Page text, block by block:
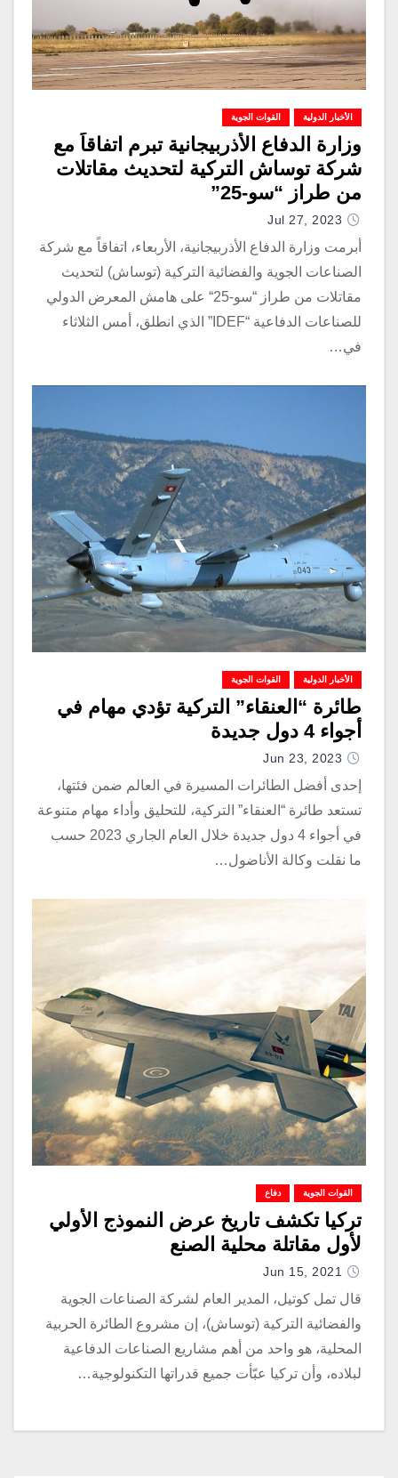
الأخبار الدولية القوات الجوية
وزارة الدفاع الأذربيجانية تبرم اتفاقاً مع
شركة توساش التركية لتحديث مقاتلات
من طراز “سو-25”
Jul 27, 2023
أبرمت وزارة الدفاع الأذربيجانية، الأربعاء، اتفاقاً مع شركة
الصناعات الجوية والفضائية التركية (توساش) لتحديث
مقاتلات من طراز “سو-25“ على هامش المعرض الدولي
للصناعات الدفاعية “IDEF” الذي انطلق، أمس الثلاثاء
في…
الأخبار الدولية القوات الجوية
طائرة “العنقاء” التركية تؤدي مهام في
أجواء 4 دول جديدة
Jun 23, 2023
إحدى أفضل الطائرات المسيرة في العالم ضمن فئتها،
تستعد طائرة “العنقاء” التركية، للتحليق وأداء مهام متنوعة
في أجواء 4 دول جديدة خلال العام الجاري 2023 حسب
ما نقلت وكالة الأناضول…
القوات الجوية دفاع
تركيا تكشف تاريخ عرض النموذج الأولي
لأول مقاتلة محلية الصنع
Jun 15, 2021
قال تمل كوتيل، المدير العام لشركة الصناعات الجوية
والفضائية التركية (توساش)، إن مشروع الطائرة الحربية
المحلية، هو واحد من أهم مشاريع الصناعات الدفاعية
لبلاده، وأن تركيا عبّأت جميع قدراتها التكنولوجية…